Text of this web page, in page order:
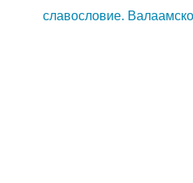
славословие.